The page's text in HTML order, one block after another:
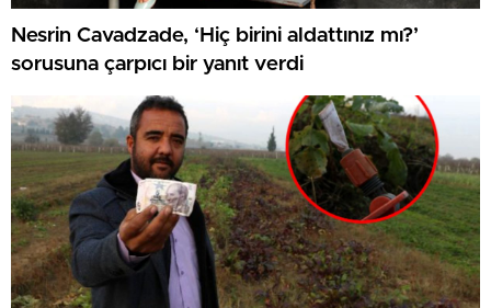
Nesrin Cavadzade, ‘Hiç birini aldattınız mı?’
sorusuna çarpıcı bir yanıt verdi